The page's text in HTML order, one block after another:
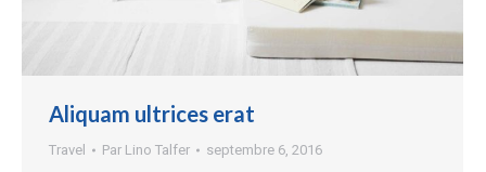
Aliquam ultrices erat
Travel Par Lino Talfer septembre 6, 2016